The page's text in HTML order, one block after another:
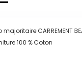
CARREMENT
100 % Coton